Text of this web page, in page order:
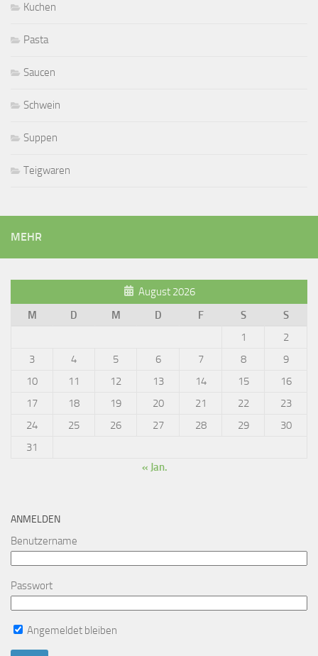
Kuchen
Pasta
Saucen
Schwein
Suppen
Teigwaren
MEHR
August 2026
M
D M D F S
S
1
2
3
4 5 6 7 8
9
10
11 12 13 14 15
16
17
18 19 20 21 22
23
24
25 26 27 28 29
30
31
« Jan.
ANMELDEN
Benutzername
Passwort
Angemeldet bleiben